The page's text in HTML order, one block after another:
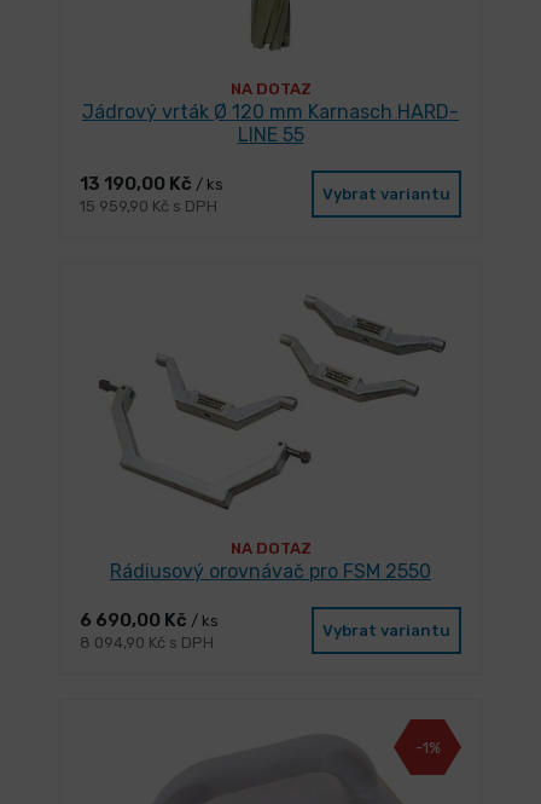
NA DOTAZ
Jádrový vrták Ø 120 mm Karnasch HARD-
LINE 55
13 190,00 Kč / ks
15 959,90 Kč s DPH
Vybrat variantu
NA DOTAZ
Rádiusový orovnávač pro FSM 2550
6 690,00 Kč / ks
8 094,90 Kč s DPH
Vybrat variantu
-1%